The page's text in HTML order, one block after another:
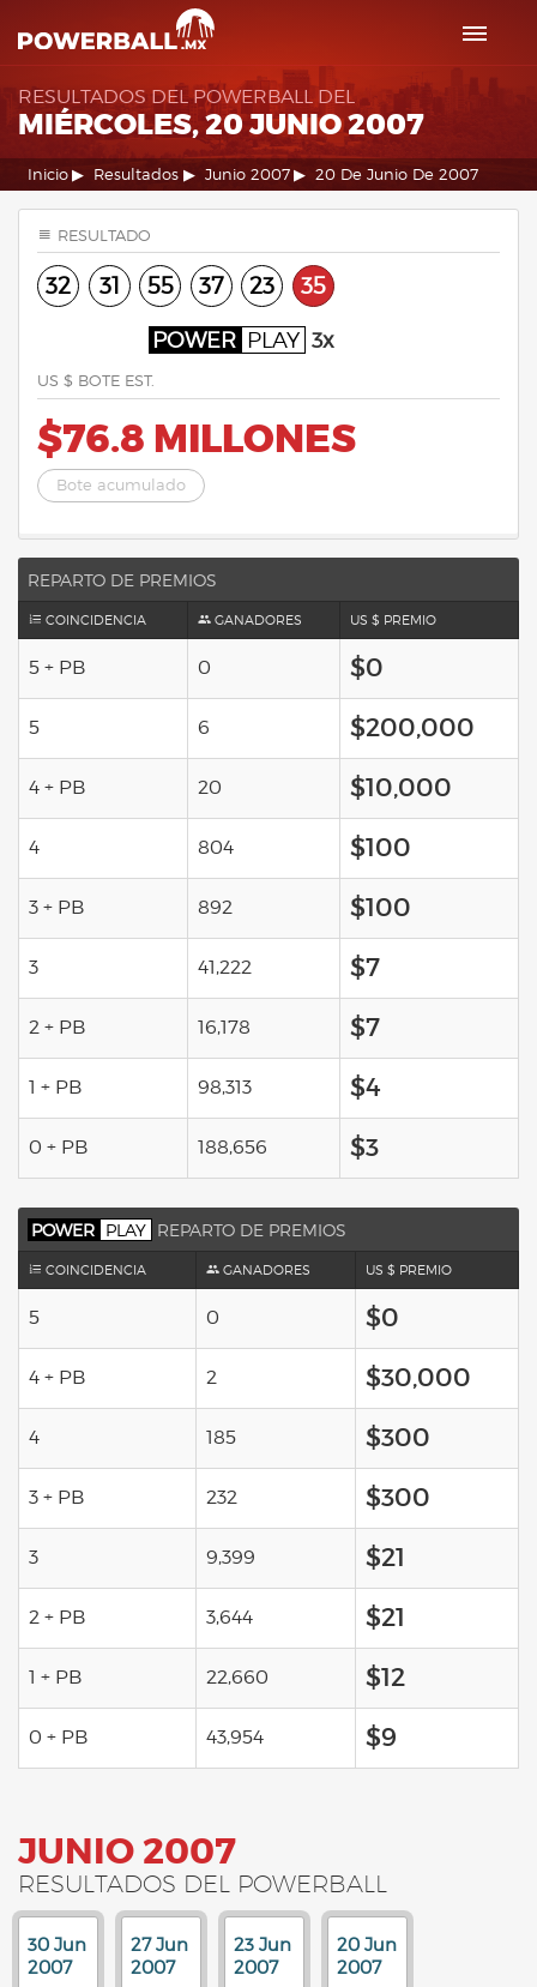
RESULTADOS DEL POWERBALL DEL
MIÉRCOLES, 20 JUNIO 2007
Inicio Resultados Junio 2007 20 De Junio De 2007
RESULTADO
32 31 55 37 23 35
POWER PLAY 3x
US $ BOTE EST.
$76.8 MILLONES
Bote acumulado
REPARTO DE PREMIOS
COINCIDENCIA GANADORES US $ PREMIO
5 + PB 0 $0
5 6 $200,000
4 + PB 20 $10,000
4 804 $100
3 + PB 892 $100
3 41,222 $7
2 + PB 16,178 $7
1 + PB 98,313 $4
0 + PB 188,656 $3
POWER PLAY REPARTO DE PREMIOS
COINCIDENCIA GANADORES US $ PREMIO
5 0 $0
4 + PB 2 $30,000
4 185 $300
3 + PB 232 $300
3 9,399 $21
2 + PB 3,644 $21
1 + PB 22,660 $12
0 + PB 43,954 $9
JUNIO 2007
RESULTADOS DEL POWERBALL
30 Jun
2007
27 Jun
2007
23 Jun
2007
20 Jun
2007